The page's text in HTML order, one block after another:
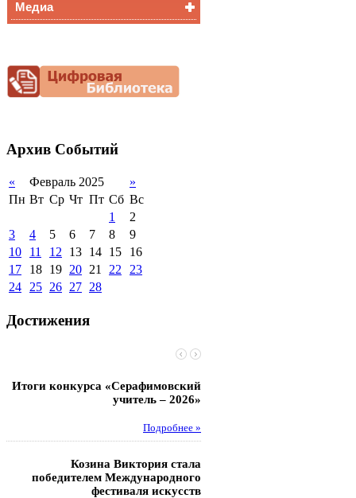
Снижение
документационной
нагрузки
Медиа
Архив Событий
« Февраль 2025
»
Пн Вт Ср Чт Пт Сб Вс
1
2
3
4 5 6 7 8
9
10
11 12 13 14 15
16
17
18 19 20 21 22 23
24 25 26 27 28
Достижения
Итоги конкурса «Серафимовский
учитель – 2026»
Подробнее »
Козина Виктория стала
победителем Международного
фестиваля искусств